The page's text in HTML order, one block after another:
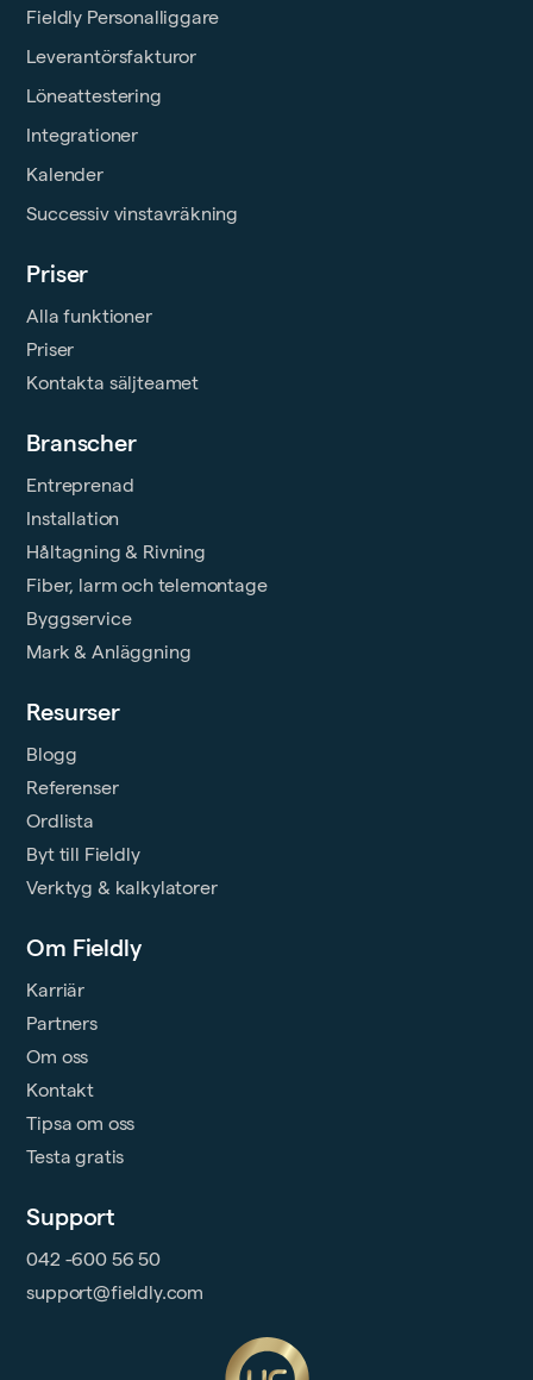
Fieldly Personalliggare
Leverantörsfakturor
Löneattestering
Integrationer
Kalender
Successiv vinstavräkning
Priser
Alla funktioner
Priser
Kontakta säljteamet
Support
042 -600 56 50
support@fieldly.com
Branscher
Entreprenad
Installation
Håltagning & Rivning
Fiber, larm och telemontage
Byggservice
Mark & Anläggning
Resurser
Blogg
Referenser
Ordlista
Byt till Fieldly
Verktyg & kalkylatorer
Om Fieldly
Karriär
Partners
Om oss
Kontakt
Tipsa om oss
Testa gratis